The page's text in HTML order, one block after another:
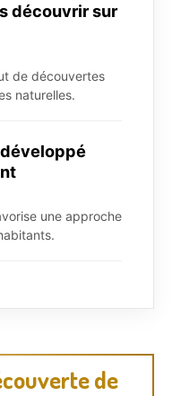
découvrir sur
de découvertes
naturelles.
une approche
de